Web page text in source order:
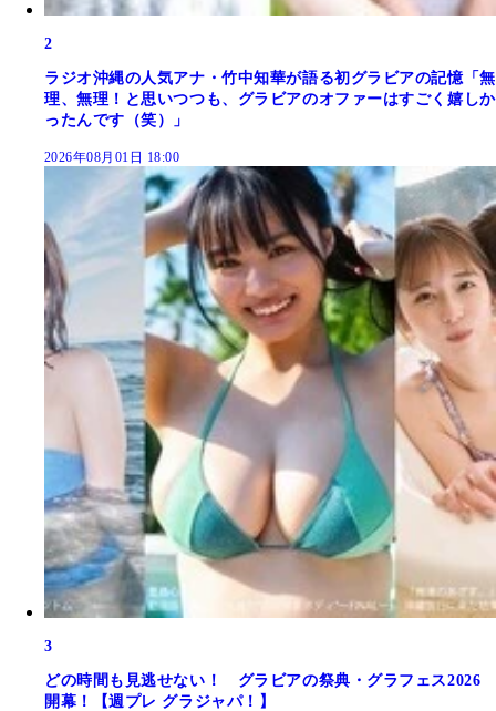
2
ラジオ沖縄の人気アナ・竹中知華が語る初グラビアの記憶「無
理、無理！と思いつつも、グラビアのオファーはすごく嬉しか
ったんです（笑）」
2026年08月01日 18:00
3
どの時間も見逃せない！ グラビアの祭典・グラフェス2026
開幕！【週プレ グラジャパ！】